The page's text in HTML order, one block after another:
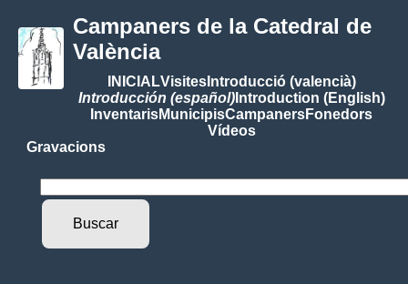
Campaners de la Catedral de
València
INICIALVisitesIntroducció (valencià)
Introducción (español)Introduction (English)
InventarisMunicipisCampanersFonedors
Vídeos
Gravacions